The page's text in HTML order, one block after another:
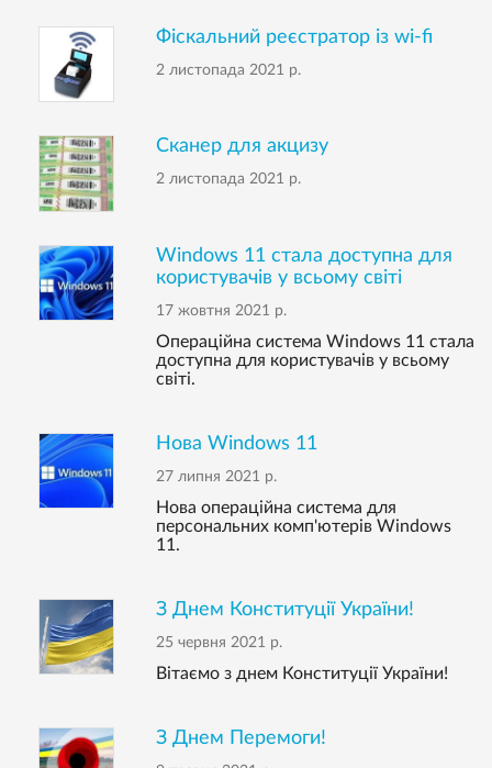
Фіскальний реєстратор із wi-fi
2 листопада 2021 р.
Сканер для акцизу
2 листопада 2021 р.
Windows 11 стала доступна для
користувачів у всьому світі
17 жовтня 2021 р.
Операційна система Windows 11 стала
доступна для користувачів у всьому
світі.
Нова Windows 11
27 липня 2021 р.
Нова операційна система для
персональних комп'ютерів Windows
11.
З Днем Конституції України!
25 червня 2021 р.
Вітаємо з днем Конституції України!
З Днем Перемоги!